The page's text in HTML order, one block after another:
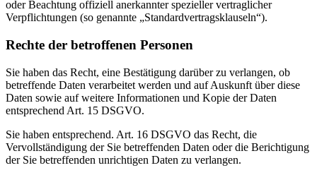
oder Beachtung offiziell anerkannter spezieller vertraglicher
Verpflichtungen (so genannte „Standardvertragsklauseln“).
Rechte der betroffenen Personen
Sie haben das Recht, eine Bestätigung darüber zu verlangen, ob
betreffende Daten verarbeitet werden und auf Auskunft über diese
Daten sowie auf weitere Informationen und Kopie der Daten
entsprechend Art. 15 DSGVO.
Sie haben entsprechend. Art. 16 DSGVO das Recht, die
Vervollständigung der Sie betreffenden Daten oder die Berichtigung
der Sie betreffenden unrichtigen Daten zu verlangen.